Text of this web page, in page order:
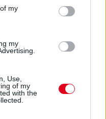
my
my
Use,
of my
with the
is. Sainz négy tizedes
jött be a második
követi a harmadik-
Perez 1:32.969-es
Nem volt
jobb a folytatásban.